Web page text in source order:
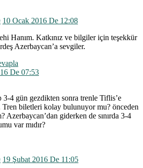
10 Ocak 2016 De 12:08
Hanım. Katkınız ve bilgiler için teşekkür
Azerbaycan’a sevgiler.
De 07:53
4 gün gezdikten sonra trenle Tiflis’e
Tren biletleri kolay bulunuyor mu? önceden
Azerbaycan’dan giderken de sınırda 3-4
var mıdır?
19 Şubat 2016 De 11:05